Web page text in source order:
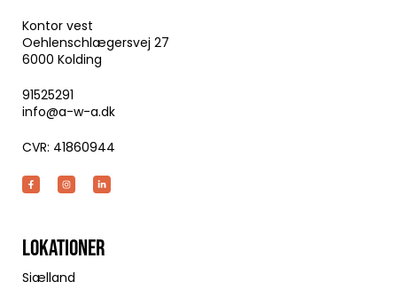
Kontor vest
Oehlenschlægersvej 27
6000 Kolding
91525291
info@a-w-a.dk
CVR: 41860944
LOKATIONER
Sjælland